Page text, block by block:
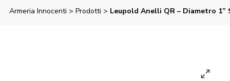
Armeria Innocenti > Prodotti > Leupold Anelli QR – Diametro 1”